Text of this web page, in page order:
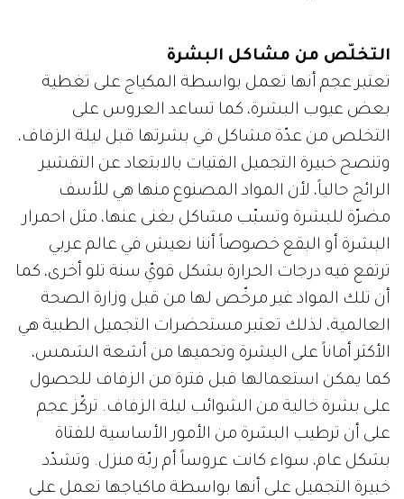
التخلّص من مشاكل البشرة
تعتبر عجم أنها تعمل بواسطة المكياج على تغطية
بعض عيوب البشرة، كما تساعد العروس على
التخلص من عدّة مشاكل في بشرتها قبل ليلة الزفاف،
وتنصح خبيرة التجميل الفتيات بالابتعاد عن التقشير
الرائج حالياً، لأن المواد المصنوع منها هي للأسف
مضرّة للبشرة وتسبّب مشاكل بغنى عنها، مثل احمرار
البشرة أو البقع خصوصاً أننا نعيش في عالم عربي
ترتفع فيه درجات الحرارة بشكل قويّ سنة تلو أخرى، كما
أن تلك المواد غير مرخّص لها من قبل وزارة الصحة
العالمية، لذلك تعتبر مستحضرات التجميل الطبية هي
الأكثر أماناً على البشرة وتحميها من أشعة الشمس،
كما يمكن استعمالها قبل فترة من الزفاف للحصول
على بشرة خالية من الشوائب ليلة الزفاف. تركّز عجم
على أن ترطيب البشرة من الأمور الأساسية للفتاة
بشكل عام، سواء كانت عروساً أم ربّة منزل. وتشدّد
خبيرة التجميل على أنها بواسطة ماكياجها تعمل على